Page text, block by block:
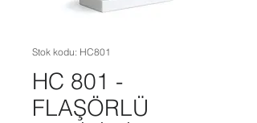
Stok kodu: HC801
HC 801 -
FLAŞÖRLÜ